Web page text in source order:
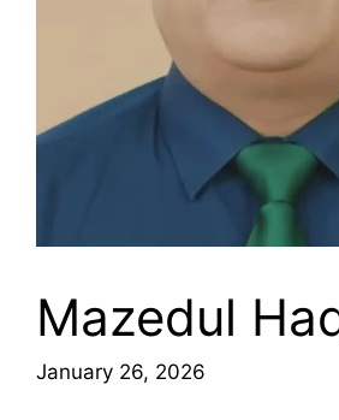
Mazedul
January 26, 2026